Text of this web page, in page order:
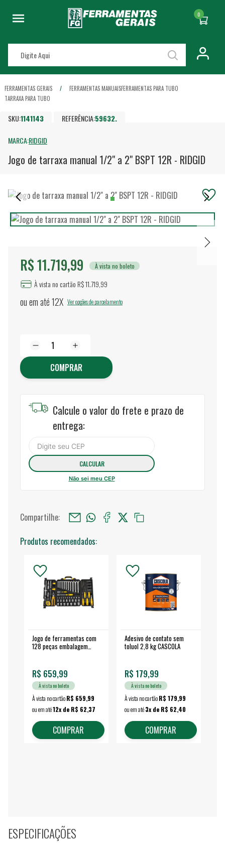
0
FERRAMENTAS GERAIS FERRAMENTAS MANUAISFERRAMENTAS PARA TUBO
TARRAXA PARA TUBO
SKU:1141143 REFERÊNCIA:59632.
MARCA:RIDGID
Jogo de tarraxa manual 1/2" a 2" BSPT 12R - RIDGID
R$ 11.719,99 À vista no boleto
À vista no cartão R$ 11.719,99
ou em até12X Ver opções de parcelamento
COMPRAR
Calcule o valor do frete e prazo de
entrega:
Não sei meu CEP
Compartilhe:
Produtos recomendados:
Jogo de ferramentas com
128 peças embalagem
R$ 659,99
À vista no boleto
À vista no cartãoR$ 659,99
ou em até12x de R$ 62,37
COMPRAR
Adesivo de contato sem
toluol 2,8 kg CASCOLA
R$ 179,99
À vista no boleto
À vista no cartãoR$ 179,99
ou em até3x de R$ 62,40
COMPRAR
ESPECIFICAÇÕES